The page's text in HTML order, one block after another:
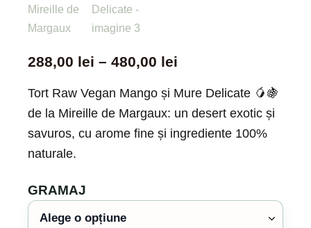
288,00 lei – 480,00 lei
Tort Raw Vegan Mango și Mure Delicate 🥭🍇
de la Mireille de Margaux: un desert exotic și
savuros, cu arome fine și ingrediente 100%
naturale.
GRAMAJ